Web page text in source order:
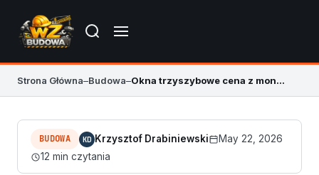
Strona Główna–Budowa– Okna trzyszybowe cena z montażem 2026 – cennik
BUDOWA KD Krzysztof Drabiniewski
May 22, 2026
12 min czytania